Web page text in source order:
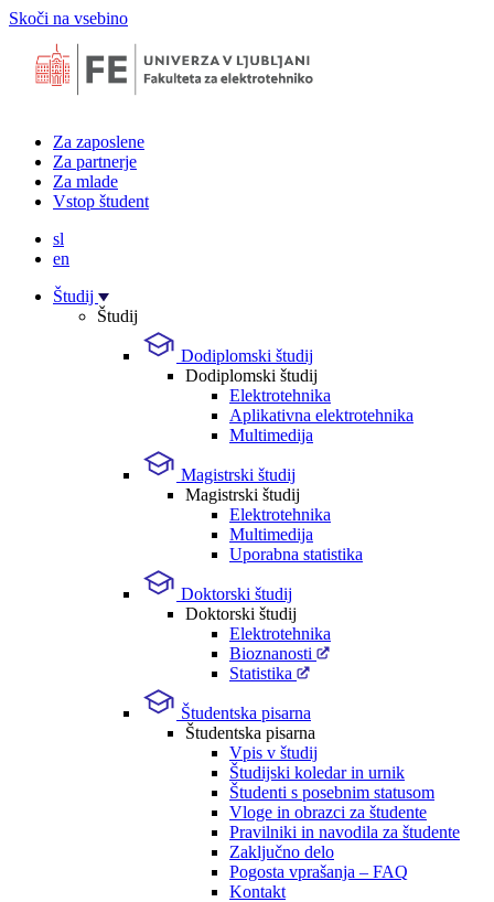
Skoči na vsebino
Za zaposlene
Za partnerje
Za mlade
Vstop študent
sl
en
Študij
Študij
Dodiplomski študij
Dodiplomski študij
Elektrotehnika
Aplikativna elektrotehnika
Multimedija
Magistrski študij
Magistrski študij
Elektrotehnika
Multimedija
Uporabna statistika
Doktorski študij
Doktorski študij
Elektrotehnika
Bioznanosti
Statistika
Študentska pisarna
Študentska pisarna
Vpis v študij
Študijski koledar in urnik
Študenti s posebnim statusom
Vloge in obrazci za študente
Pravilniki in navodila za študente
Zaključno delo
Pogosta vprašanja – FAQ
Kontakt